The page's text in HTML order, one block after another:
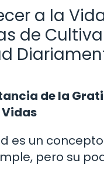
a la
de
de la
es un
pero su